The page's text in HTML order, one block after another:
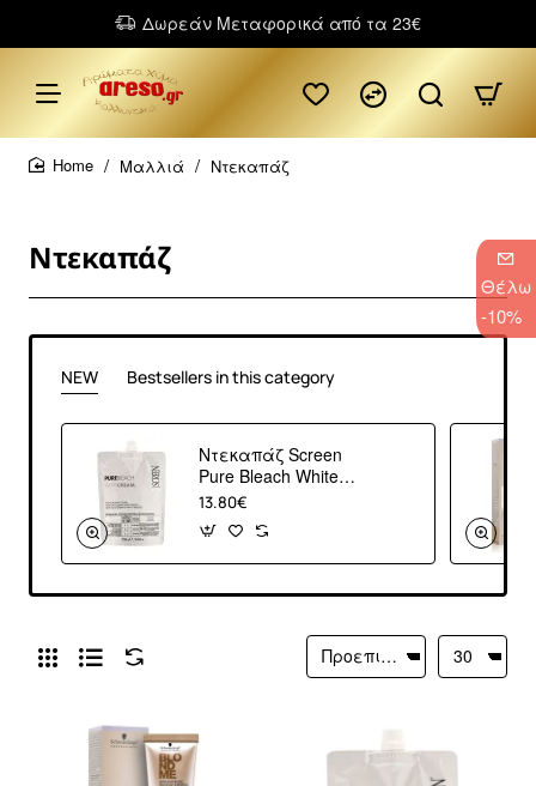
Θέλω
-10%
Δωρεάν Μεταφορικά από τα 23€
Μαλλιά Ντεκαπάζ
Ντεκαπάζ
NEW Bestsellers in this category
Ντεκαπάζ Screen
Pure Bleach White
Cream 250gr
13.80€